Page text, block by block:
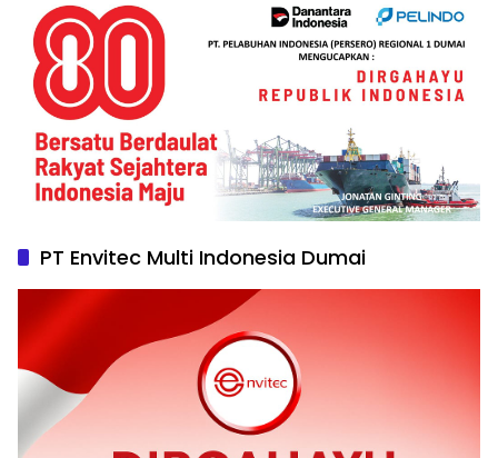
PT Envitec Multi Indonesia Dumai